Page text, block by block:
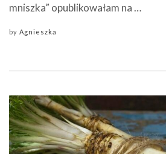
mniszka” opublikowałam na …
by Agnieszka